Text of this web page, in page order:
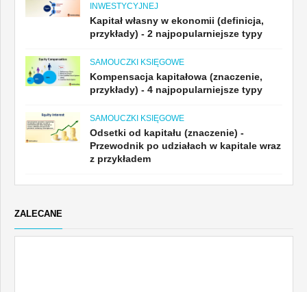
INWESTYCYJNEJ
Kapitał własny w ekonomii (definicja,
przykłady) - 2 najpopularniejsze typy
SAMOUCZKI KSIĘGOWE
Kompensacja kapitałowa (znaczenie,
przykłady) - 4 najpopularniejsze typy
SAMOUCZKI KSIĘGOWE
Odsetki od kapitału (znaczenie) -
Przewodnik po udziałach w kapitale wraz
z przykładem
ZALECANE